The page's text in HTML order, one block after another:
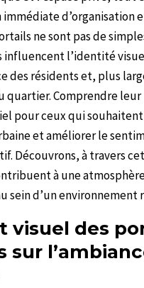
immédiate d’organisation
ne sont pas de
influencent l’identité
des résidents et, plus
quartier. Comprendre
pour ceux qui
et améliorer le
Découvrons, à travers
à une
sein d’un environnement
visuel des
sur